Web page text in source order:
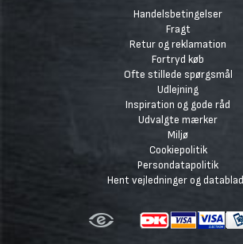
Handelsbetingelser
Fragt
Retur og reklamation
Fortryd køb
Ofte stillede spørgsmål
Udlejning
Inspiration og gode råd
Udvalgte mærker
Miljø
Cookiepolitik
Persondatapolitik
Hent vejledninger og